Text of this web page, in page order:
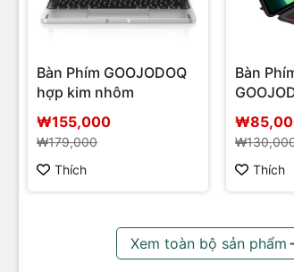
Bàn Phím GOOJODOQ
hợp kim nhôm
₩155,000
₩179,000
Thích
Bàn
Thích
Xem toàn bộ sản phẩm